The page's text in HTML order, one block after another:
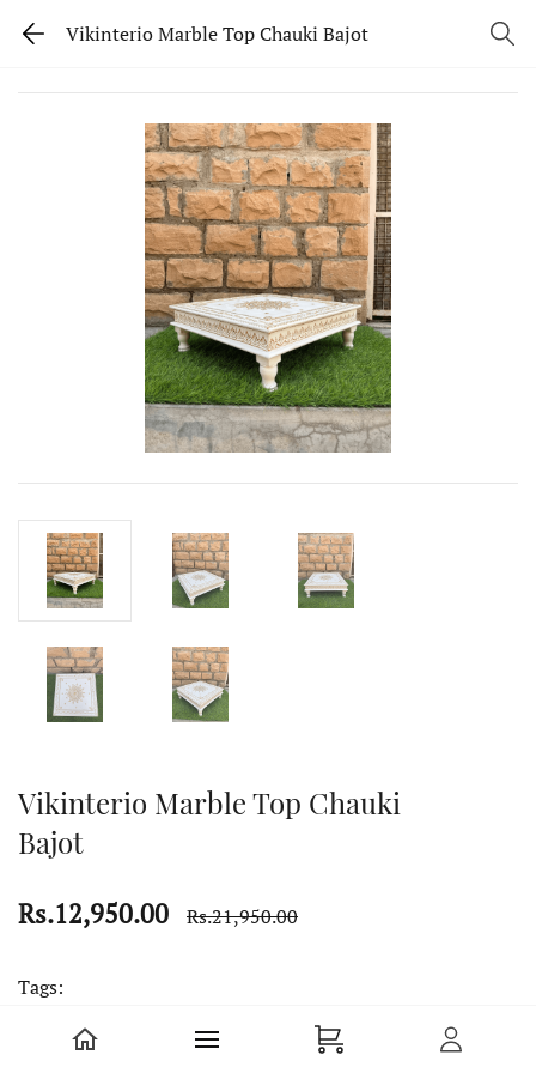
Vikinterio Marble Top Chauki Bajot
Vikinterio Marble Top Chauki
Bajot
Rs.12,950.00 Rs.21,950.00
Tags:
Coffee Table
Bajot
Marble Top Bajot